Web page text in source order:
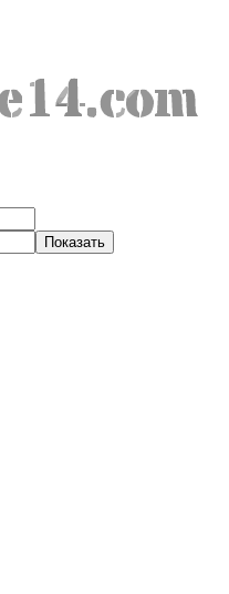
Показать